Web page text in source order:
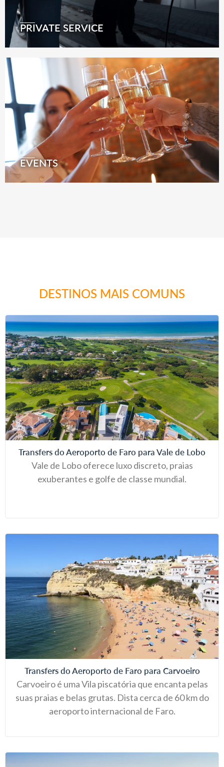
PRIVATE SERVICE
EVENTS
DESTINOS MAIS COMUNS
Transfers do Aeroporto de Faro para Vale de Lobo
Vale de Lobo oferece luxo discreto, praias
exuberantes e golfe de classe mundial.
Transfers do Aeroporto de Faro para Carvoeiro
Carvoeiro é uma Vila piscatória que encanta pelas
suas praias e belas grutas. Dista cerca de 60 km do
aeroporto internacional de Faro.